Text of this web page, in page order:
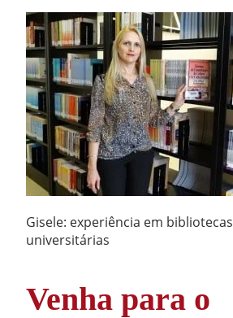
Gisele: experiência em bibliotecas
universitárias
Venha para o